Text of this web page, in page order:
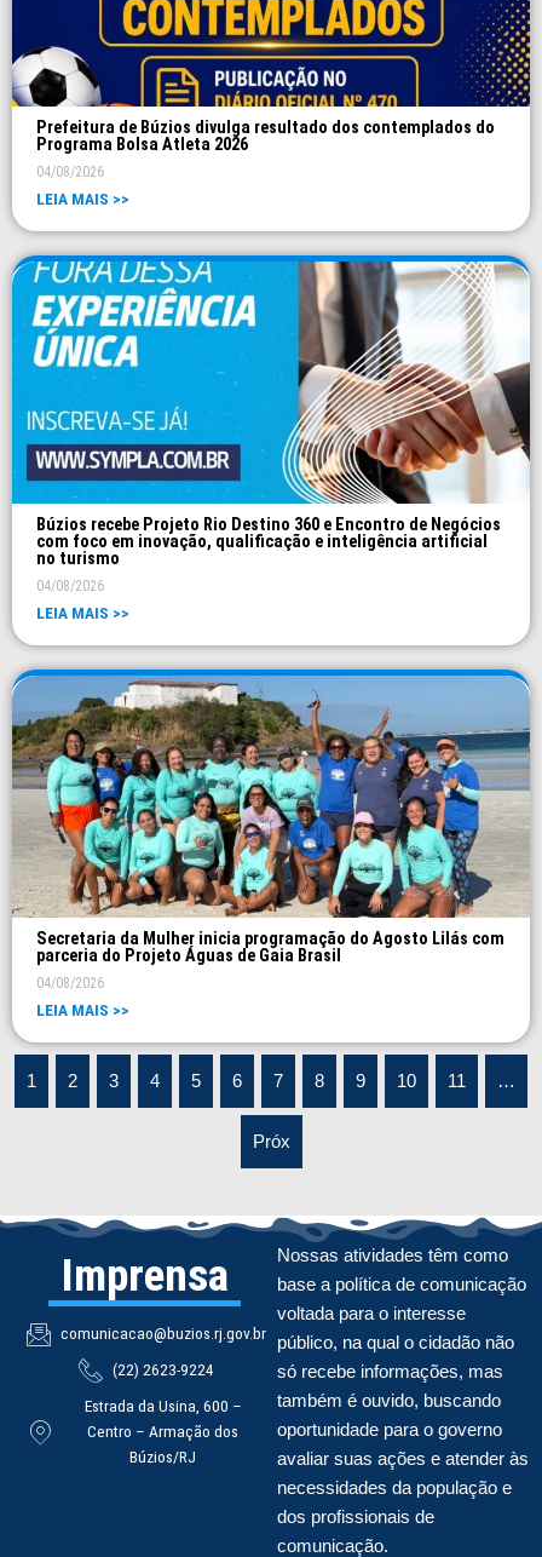
Prefeitura de Búzios divulga resultado dos contemplados do
Programa Bolsa Atleta 2026
04/08/2026
LEIA MAIS >>
Búzios recebe Projeto Rio Destino 360 e Encontro de Negócios
com foco em inovação, qualificação e inteligência artificial
no turismo
04/08/2026
LEIA MAIS >>
Secretaria da Mulher inicia programação do Agosto Lilás com
parceria do Projeto Águas de Gaia Brasil
04/08/2026
LEIA MAIS >>
1 2 3 4 5 6 7 8 9 10 11 …
Próx
Imprensa
comunicacao@buzios.rj.gov.br
(22) 2623-9224
Estrada da Usina, 600 –
Centro – Armação dos
Búzios/RJ
Nossas atividades têm como
base a política de comunicação
voltada para o interesse
público, na qual o cidadão não
só recebe informações, mas
também é ouvido, buscando
oportunidade para o governo
avaliar suas ações e atender às
necessidades da população e
dos profissionais de
comunicação.